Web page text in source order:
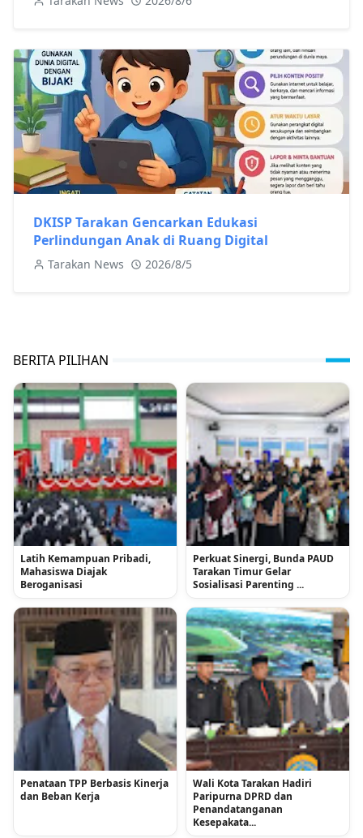
DKISP Tarakan Gencarkan Edukasi
Perlindungan Anak di Ruang Digital
Tarakan News 2026/8/5
BERITA PILIHAN
Latih Kemampuan Pribadi,
Mahasiswa Diajak
Beroganisasi
Perkuat Sinergi, Bunda PAUD
Tarakan Timur Gelar
Sosialisasi Parenting ...
Penataan TPP Berbasis Kinerja
dan Beban Kerja
Wali Kota Tarakan Hadiri
Paripurna DPRD dan
Penandatanganan
Kesepakata...